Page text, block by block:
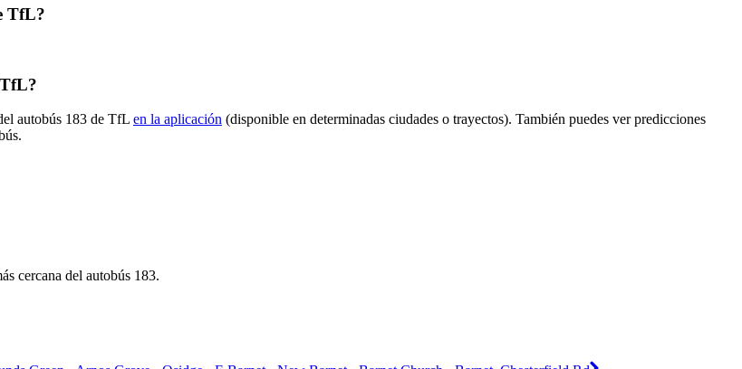
TfL?
autobús 183 de TfL en la aplicación (disponible en determinadas ciudades o trayectos). También puedes ver predicciones
cercana del autobús 183.